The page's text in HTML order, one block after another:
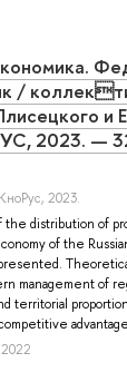
/
и
2023. —
2023.
the distribution of
of the
management of
territorial